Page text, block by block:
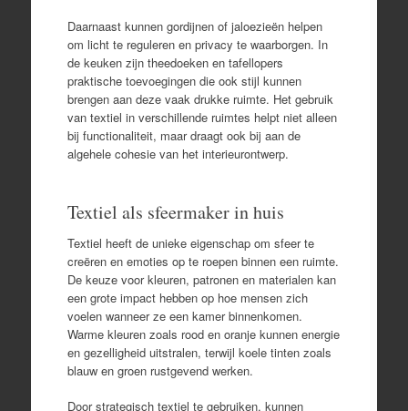
Daarnaast kunnen gordijnen of jaloezieën helpen
om licht te reguleren en privacy te waarborgen. In
de keuken zijn theedoeken en tafellopers
praktische toevoegingen die ook stijl kunnen
brengen aan deze vaak drukke ruimte. Het gebruik
van textiel in verschillende ruimtes helpt niet alleen
bij functionaliteit, maar draagt ook bij aan de
algehele cohesie van het interieurontwerp.
Textiel als sfeermaker in huis
Textiel heeft de unieke eigenschap om sfeer te
creëren en emoties op te roepen binnen een ruimte.
De keuze voor kleuren, patronen en materialen kan
een grote impact hebben op hoe mensen zich
voelen wanneer ze een kamer binnenkomen.
Warme kleuren zoals rood en oranje kunnen energie
en gezelligheid uitstralen, terwijl koele tinten zoals
blauw en groen rustgevend werken.
Door strategisch textiel te gebruiken, kunnen